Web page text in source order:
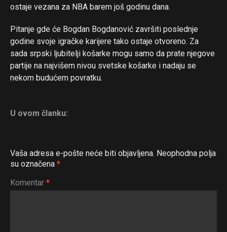
ostaje vezana za NBA barem još godinu dana.
Pitanje gde će Bogdan Bogdanović završiti poslednje
godine svoje igračke karijere tako ostaje otvoreno. Za
sada srpski ljubitelji košarke mogu samo da prate njegove
partije na najvišem nivou svetske košarke i nadaju se
nekom budućem povratku.
U ovom članku:
Vaša adresa e-pošte neće biti objavljena. Neophodna polja
su označena *
Komentar *
Reddit